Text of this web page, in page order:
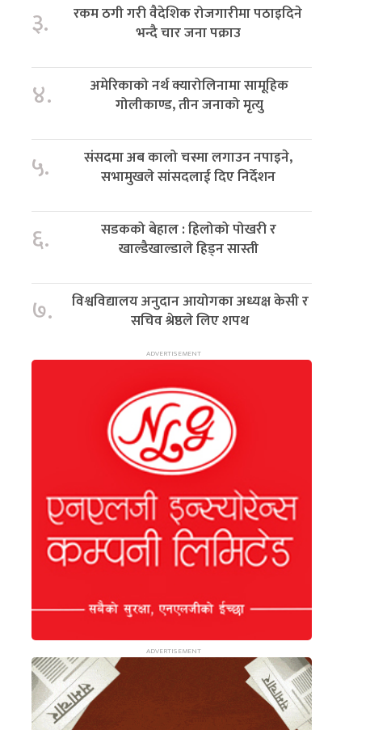
३.
रकम ठगी गरी वैदेशिक रोजगारीमा पठाइदिने
भन्दै चार जना पक्राउ
४.
अमेरिकाको नर्थ क्यारोलिनामा सामूहिक
गोलीकाण्ड, तीन जनाको मृत्यु
५.
संसदमा अब कालो चस्मा लगाउन नपाइने,
सभामुखले सांसदलाई दिए निर्देशन
६.
सडकको बेहाल : हिलोको पोखरी र
खाल्डैखाल्डाले हिड्न सास्ती
७.
विश्वविद्यालय अनुदान आयोगका अध्यक्ष केसी र
सचिव श्रेष्ठले लिए शपथ